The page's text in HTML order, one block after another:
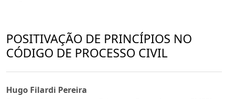
POSITIVAÇÃO DE PRINCÍPIOS NO
CÓDIGO DE PROCESSO CIVIL
Hugo Filardi Pereira